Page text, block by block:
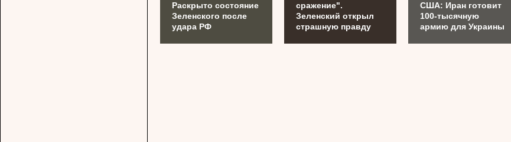
Раскрыто состояние
Зеленского после
удара РФ
сражение".
Зеленский открыл
страшную правду
США: Иран готовит
100-тысячную
армию для Украины